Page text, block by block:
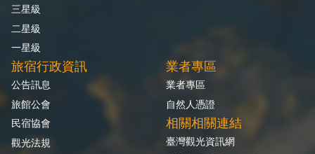
三星級
二星級
一星級
旅宿行政資訊
公告訊息
旅館公會
民宿協會
觀光法規
業者專區
業者專區
自然人憑證
相關相關連結
臺灣觀光資訊網